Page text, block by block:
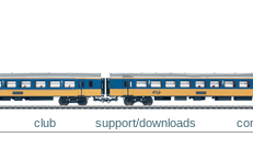
club support/downloads